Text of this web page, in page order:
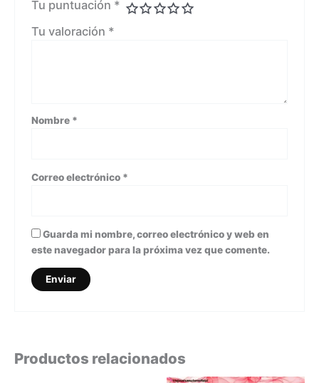
Tu puntuación *
Tu valoración *
Nombre *
Correo electrónico *
Guarda mi nombre, correo electrónico y web en
este navegador para la próxima vez que comente.
Productos relacionados